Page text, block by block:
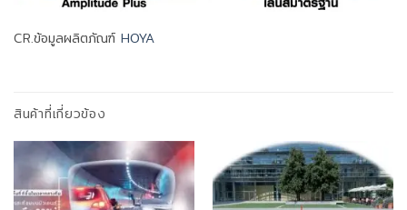
CR.ข้อมูลผลิตภัณฑ์ HOYA
สินค้าที่เกี่ยวข้อง